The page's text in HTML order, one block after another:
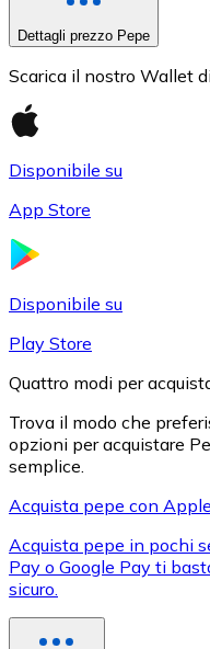
XRP
XRP
Dettagli prezzo Pepe
Scarica il nostro Wallet
Disponibile su
App Store
Disponibile su
Play Store
Quattro modi per
Trova il modo che
opzioni per acquistare
semplice.
Acquista pepe con
Acquista pepe in pochi
Pay o Google Pay ti
sicuro.